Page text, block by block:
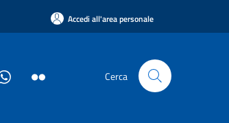
Accedi all'area personale
Cerca